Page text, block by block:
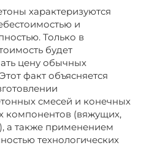
характеризуются
и
Только в
будет
цену обычных
факт объясняется
смесей и конечных
компонентов (вяжущих,
а также применением
технологических